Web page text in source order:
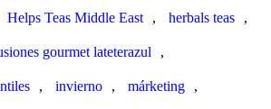
Helps Teas Middle East , herbals teas ,
gourmet lateterazul ,
, invierno , márketing ,